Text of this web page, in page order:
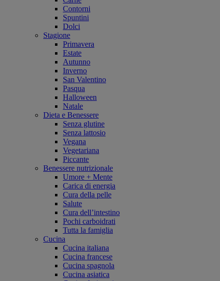
Contorni
Spuntini
Dolci
Stagione
Primavera
Estate
Autunno
Inverno
San Valentino
Pasqua
Halloween
Natale
Dieta e Benessere
Senza glutine
Senza lattosio
Vegana
Vegetariana
Piccante
Benessere nutrizionale
Umore + Mente
Carica di energia
Cura della pelle
Salute
Cura dell’intestino
Pochi carboidrati
Tutta la famiglia
Cucina
Cucina italiana
Cucina francese
Cucina spagnola
Cucina asiatica